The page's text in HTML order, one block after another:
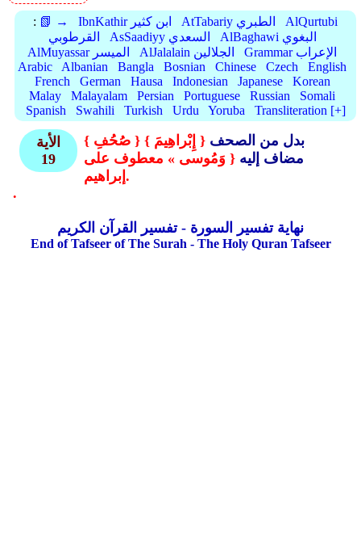
: 📗 → IbnKathir ابن كثير AtTabariy الطبري
AlQurtubi
القرطوبي
AsSaadiyy السعدي
AlBaghawi البغوي
AlMuyassar الميسر
AlJalalain الجلالين
Grammar الإعراب
Arabic
Albanian Bangla Bosnian Chinese Czech
English
French
German Hausa Indonesian Japanese
Korean
Malay
Malayalam Persian Portuguese Russian
Somali
Spanish
Swahili Turkish Urdu Yoruba Transliteration [+]
الأية
19
{ صُحُفِ } بدل من الصحف { إِبْراهِيمَ }
مضاف إليه { وَمُوسى » معطوف على
إبراهيم.
.
نهاية تفسير السورة - تفسير القرآن الكريم
End of Tafseer of The Surah - The Holy Quran Tafseer